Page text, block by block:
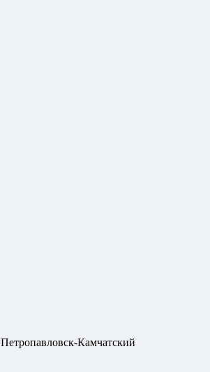
Петропавловск-Камчатский